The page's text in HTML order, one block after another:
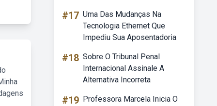
#17 Uma Das Mudanças Na
Tecnologia Ethernet Que
Impediu Sua Aposentadoria
#18 Sobre O Tribunal Penal
Internacional Assinale A
Alternativa Incorreta
#19 Professora Marcela Inicia O